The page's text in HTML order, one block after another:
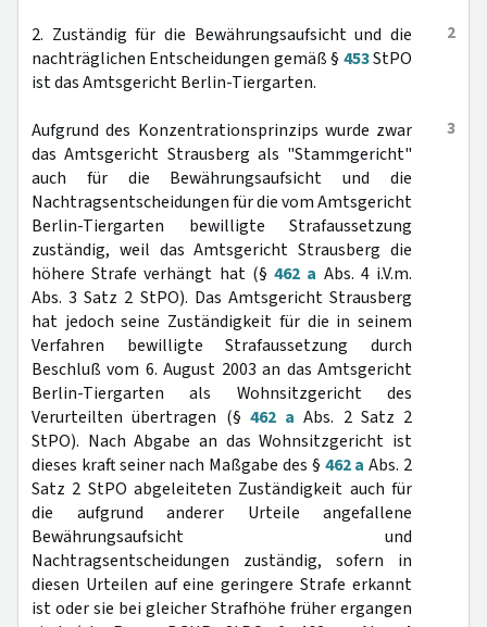
2
2. Zuständig für die Bewährungsaufsicht und die
nachträglichen Entscheidungen gemäß § 453StPO
ist das Amtsgericht Berlin-Tiergarten.
3
Aufgrund des Konzentrationsprinzips wurde zwar
das Amtsgericht Strausberg als "Stammgericht"
auch für die Bewährungsaufsicht und die
Nachtragsentscheidungen für die vom Amtsgericht
Berlin-Tiergarten bewilligte Strafaussetzung
zuständig, weil das Amtsgericht Strausberg die
höhere Strafe verhängt hat (§462 a Abs. 4 i.V.m.
Abs. 3 Satz 2 StPO). Das Amtsgericht Strausberg
hat jedoch seine Zuständigkeit für die in seinem
Verfahren bewilligte Strafaussetzung durch
Beschluß vom 6. August 2003 an das Amtsgericht
Berlin-Tiergarten als Wohnsitzgericht des
Verurteilten übertragen (§ 462 a Abs. 2 Satz 2
StPO). Nach Abgabe an das Wohnsitzgericht ist
dieses kraft seiner nach Maßgabe des § 462 a Abs. 2
Satz 2 StPO abgeleiteten Zuständigkeit auch für
die aufgrund anderer Urteile angefallene
Bewährungsaufsicht und
Nachtragsentscheidungen zuständig, sofern in
diesen Urteilen auf eine geringere Strafe erkannt
ist oder sie bei gleicher Strafhöhe früher ergangen